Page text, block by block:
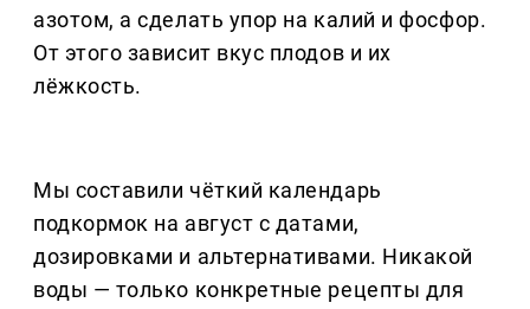
азотом, а сделать упор на калий и фосфор.
От этого зависит вкус плодов и их
лёжкость.
Мы составили чёткий календарь
подкормок на август с датами,
дозировками и альтернативами. Никакой
воды — только конкретные рецепты для